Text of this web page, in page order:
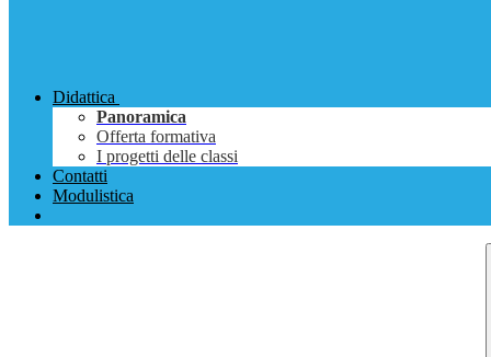
Didattica
Panoramica
Offerta formativa
I progetti delle classi
Contatti
Modulistica